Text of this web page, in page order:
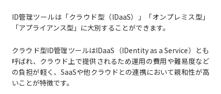
ID管理ツールは「クラウド型（IDaaS）」「オンプレミス型」
「アプライアンス型」に大別することができます。
クラウド型ID管理ツールはIDaaS（IDentity as a Service）とも
呼ばれ、クラウド上で提供されるため運用の費用や難易度など
の負担が軽く、SaaSや他クラウドとの連携において親和性が高
いことが特徴です。